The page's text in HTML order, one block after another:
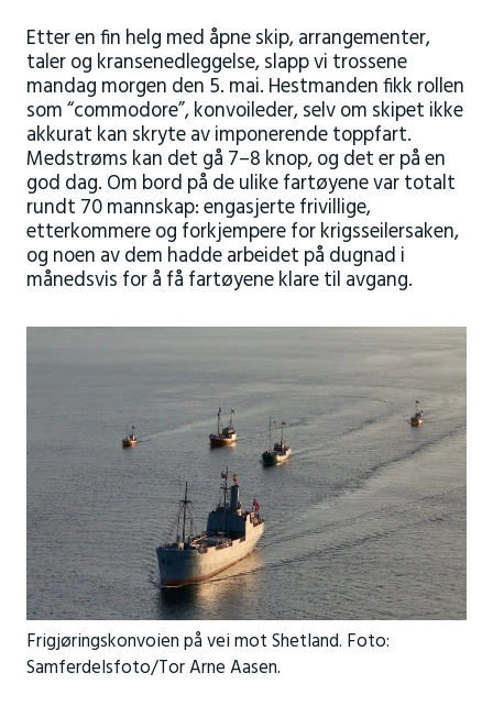
Etter en fin helg med åpne skip, arrangementer,
taler og kransenedleggelse, slapp vi trossene
mandag morgen den 5. mai. Hestmanden fikk rollen
som “commodore”, konvoileder, selv om skipet ikke
akkurat kan skryte av imponerende toppfart.
Medstrøms kan det gå 7–8 knop, og det er på en
god dag. Om bord på de ulike fartøyene var totalt
rundt 70 mannskap: engasjerte frivillige,
etterkommere og forkjempere for krigsseilersaken,
og noen av dem hadde arbeidet på dugnad i
månedsvis for å få fartøyene klare til avgang.
Frigjøringskonvoien på vei mot Shetland. Foto:
Samferdelsfoto/Tor Arne Aasen.